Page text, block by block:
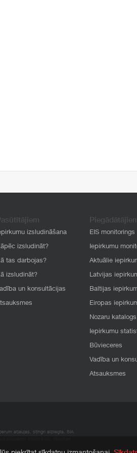
izsludināšana
izsludināt?
tas darbojas?
izsludināt?
un konsultācijas
EIS monitorings
Iepirkumu
Aktuālie
Latvijas
Baltijas
Eiropas
Nozaru katalogs
Iepirkumu
Būvieceres
Vadība un
Atsauksmes
atļaujas, stingri aizliegta. SIA